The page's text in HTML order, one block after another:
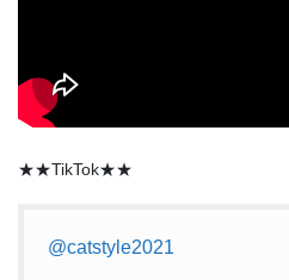
★★TikTok★★
@catstyle2021